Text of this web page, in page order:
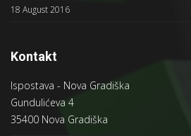
18 August 2016
Kontakt
Ispostava - Nova Gradiška
Gundulićeva 4
35400 Nova Gradiška